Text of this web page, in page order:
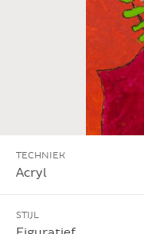
TECHNIEK
Acryl
STIJL